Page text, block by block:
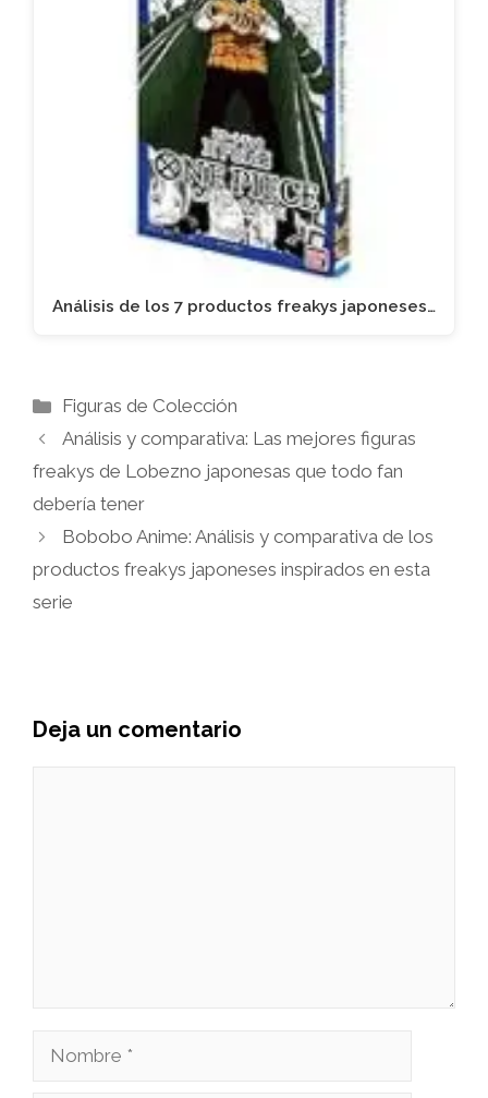
Análisis de los 7 productos freakys japoneses…
Categorías
Figuras de Colección
Análisis y comparativa: Las mejores figuras
freakys de Lobezno japonesas que todo fan
debería tener
Bobobo Anime: Análisis y comparativa de los
productos freakys japoneses inspirados en esta
serie
Deja un comentario
Nombre